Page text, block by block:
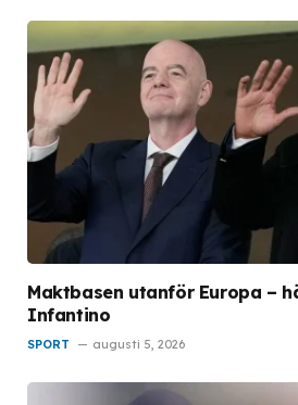
Maktbasen utanför Europa –
Infantino
SPORT augusti 5, 2026